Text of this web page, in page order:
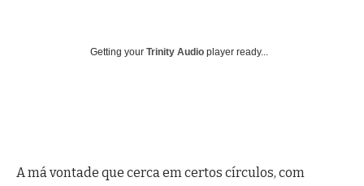
Getting your Trinity Audio player ready...
A má vontade que cerca em certos círculos, com